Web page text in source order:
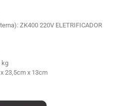
ZK400 220V ELETRIFICADOR
kg
23,5cm x 13cm